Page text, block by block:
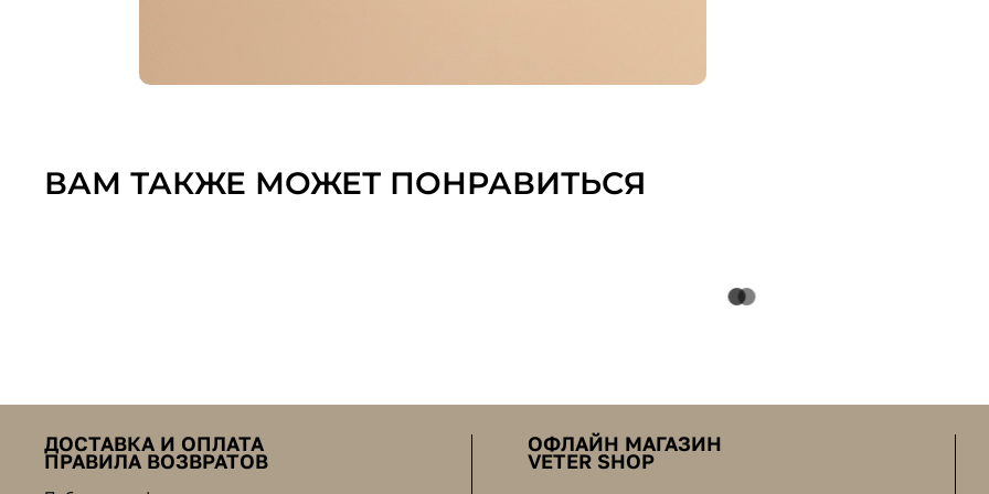
ВАМ ТАКЖЕ МОЖЕТ ПОНРАВИТЬСЯ
ДОСТАВКА И ОПЛАТА
ПРАВИЛА ВОЗВРАТОВ
ОФЛАЙН МАГАЗИН
VETER SHOP